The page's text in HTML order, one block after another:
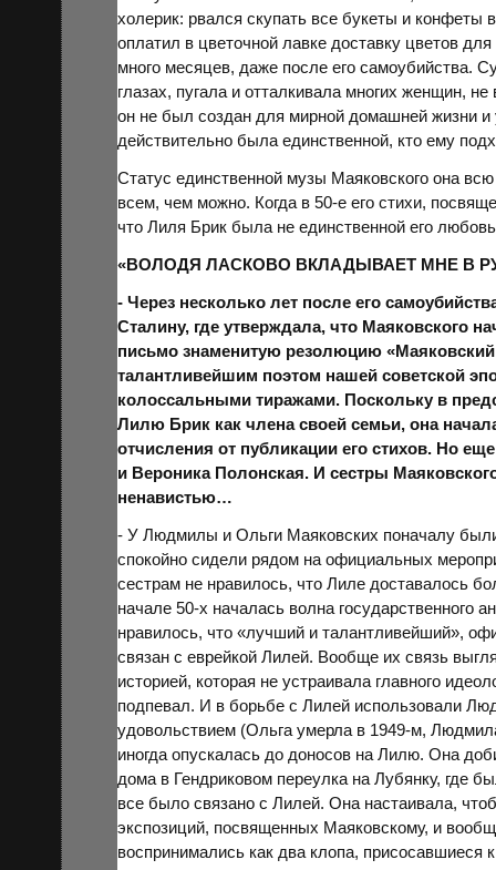
холерик: рвался скупать все букеты и конфеты
оплатил в цветочной лавке доставку цветов
много месяцев, даже после его самоубийства.
глазах, пугала и отталкивала многих женщин,
он не был создан для мирной домашней жизни
действительно была единственной, кто ему
Статус единственной музы Маяковского она
всем, чем можно. Когда в 50-е его стихи,
что Лиля Брик была не единственной его
«ВОЛОДЯ ЛАСКОВО ВКЛАДЫВАЕТ МНЕ В
- Через несколько лет после его
Сталину, где утверждала, что Маяковского
письмо знаменитую резолюцию
талантливейшим поэтом нашей советской
колоссальными тиражами. Поскольку в
Лилю Брик как члена своей семьи, она
отчисления от публикации его стихов. Но
и Вероника Полонская. И сестры
ненавистью…
- У Людмилы и Ольги Маяковских поначалу
спокойно сидели рядом на официальных
сестрам не нравилось, что Лиле доставалось
начале 50-х началась волна государственного
нравилось, что «лучший и талантливейший»,
связан с еврейкой Лилей. Вообще их связь
историей, которая не устраивала главного
подпевал. И в борьбе с Лилей использовали
удовольствием (Ольга умерла в 1949-м,
иногда опускалась до доносов на Лилю. Она
дома в Гендриковом переулка на Лубянку, где
все было связано с Лилей. Она настаивала,
экспозиций, посвященных Маяковскому, и
воспринимались как два клопа, присосавшиеся